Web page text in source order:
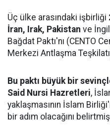
Üç ülke arasındaki işbirliği
İran, Irak, Pakistan ve
Bağdat Paktı'nı (CENTO
Merkezi Antlaşma
Bu paktı büyük bir
Said Nursi Hazretleri,
yaklaşmasının İslam
bir adım olacağını